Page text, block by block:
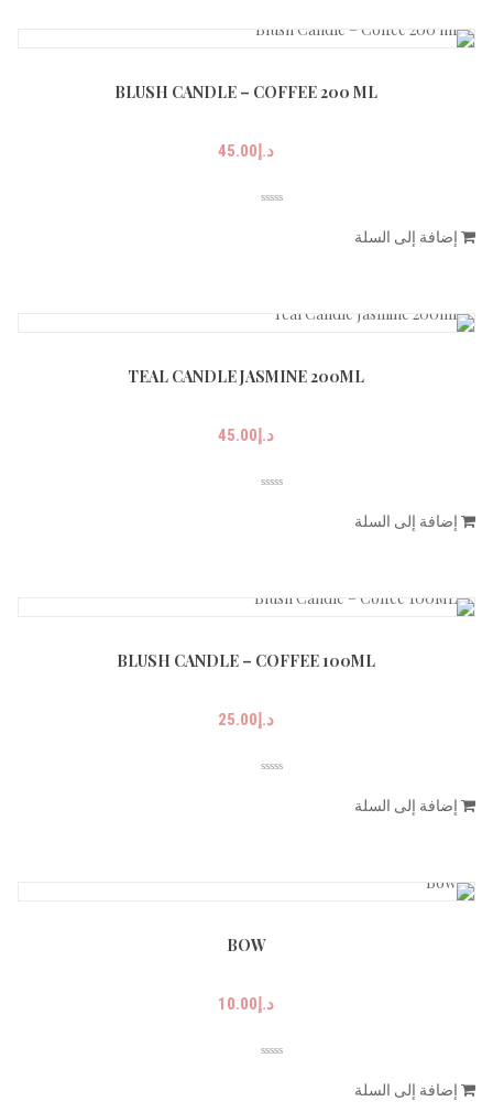
BLUSH CANDLE – COFFEE 200 ML
د.إ45.00
إضافة إلى السلة
TEAL CANDLE JASMINE 200ML
د.إ45.00
إضافة إلى السلة
BLUSH CANDLE – COFFEE 100ML
د.إ25.00
إضافة إلى السلة
BOW
د.إ10.00
إضافة إلى السلة